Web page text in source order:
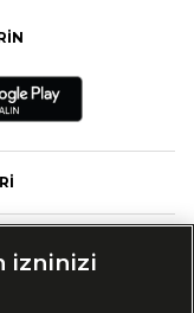
izninizi